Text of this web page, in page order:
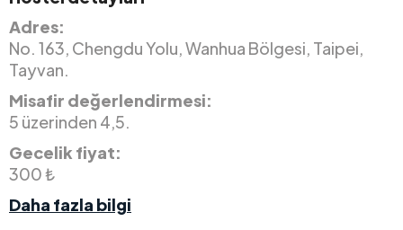
Adres:
No. 163, Chengdu Yolu, Wanhua Bölgesi, Taipei,
Tayvan.
Misafir değerlendirmesi:
5 üzerinden 4,5.
Gecelik fiyat:
300 ₺
Daha fazla bilgi